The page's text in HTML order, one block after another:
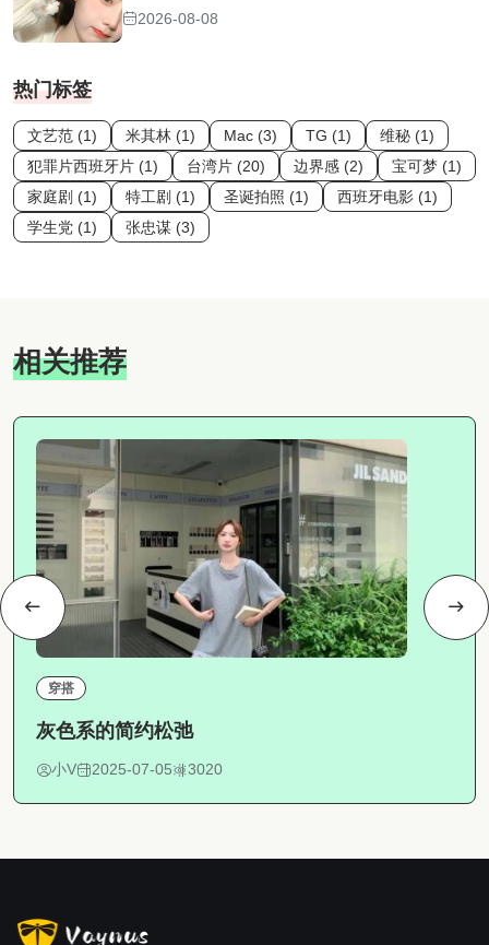
2026-08-08
热门标签
文艺范 (1) 米其林 (1) Mac (3) TG (1)
维秘 (1)
犯罪片西班牙片 (1)
台湾片 (20) 边界感 (2)
宝可梦 (1)
家庭剧 (1)
特工剧 (1) 圣诞拍照 (1)
西班牙电影 (1)
学生党 (1)
张忠谋 (3)
相关推荐
穿搭
灰色系的简约松弛
小V 2025-07-05 3020